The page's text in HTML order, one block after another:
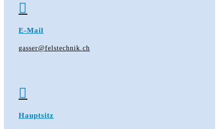

E-Mail
gasser@felstechnik.ch

Hauptsitz